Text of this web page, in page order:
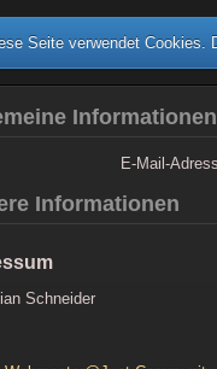
Seite verwendet Cookies.
Informationen
E-Mail-
Informationen
Schneider